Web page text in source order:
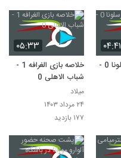
۰۴:۴۱
خلاصه بازی بارسلونا 0 -
۰۵:۳۳
خلاصه بازی الغرافه 1 -
شباب الاهلی 0
میلاد
۲۴ مرداد ۱۴۰۳
۱۷۷ بازدید